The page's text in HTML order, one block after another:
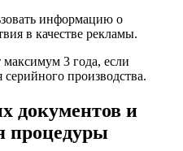
информацию о
в качестве рекламы.
максимум 3 года, если
производства.
документов и
процедуры